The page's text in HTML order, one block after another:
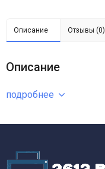
Описание Отзывы (0)
Описание
подробнее